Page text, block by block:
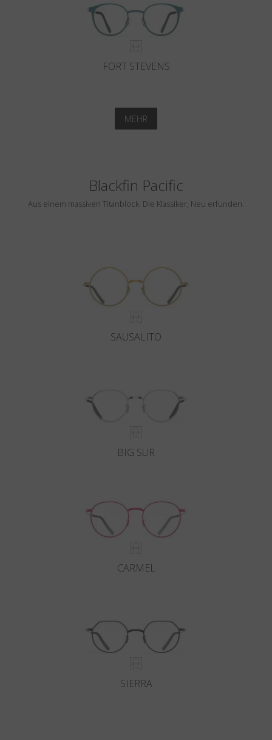
FORT STEVENS
MEHR
Blackfin Pacific
Aus einem massiven Titanblock. Die Klassiker, Neu erfunden.
SAUSALITO
BIG SUR
CARMEL
SIERRA